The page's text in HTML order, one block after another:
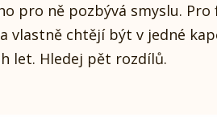
pro ně pozbývá smyslu.
chtějí být v jedné
let. Hledej pět rozdílů.